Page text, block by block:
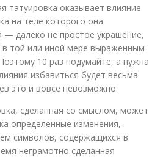
татуировка оказывает влияние
на теле которого она
— далеко не простое украшение,
той или иной мере выраженным
10 раз подумайте, а нужна
избавиться будет весьма
это и вовсе невозможно.
сделанная со смыслом, может
определенные изменения,
символов, содержащихся в
неграмотно сделанная